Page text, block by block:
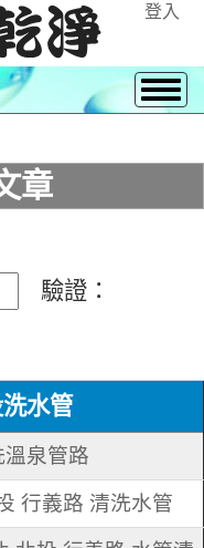
登入
章
驗證：
水管
溫泉管路
行義路 清洗水管